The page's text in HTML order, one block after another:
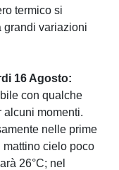
termico si
grandi variazioni
16 Agosto:
con qualche
alcuni momenti.
nelle prime
cielo poco
26°C; nel